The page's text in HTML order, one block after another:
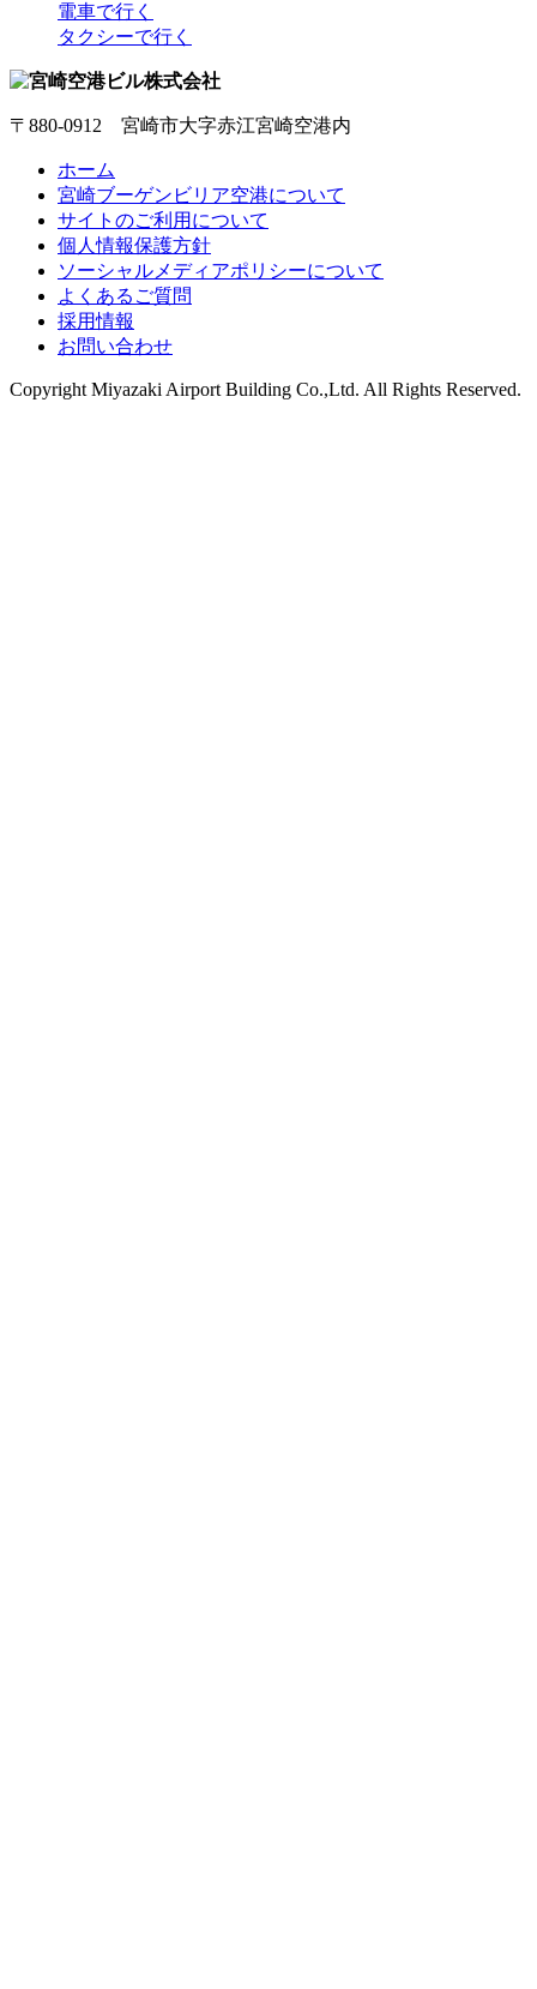
電車で行く
タクシーで行く
〒880-0912 宮崎市大字赤江宮崎空港内
ホーム
宮崎ブーゲンビリア空港について
サイトのご利用について
個人情報保護方針
ソーシャルメディアポリシーについて
よくあるご質問
採用情報
お問い合わせ
CopyrightMiyazaki Airport Building Co.,Ltd. All Rights Reserved.